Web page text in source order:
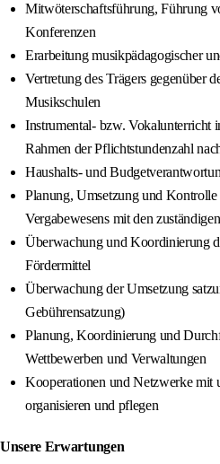
Mitwöterschaftsführung, Führung
Konferenzen
Erarbeitung musikpädagogischer
Vertretung des Trägers gegenüber
Musikschulen
Instrumental- bzw. Vokalunterricht
Rahmen der Pflichtstundenzahl
Haushalts- und
Planung, Umsetzung und Kontrolle
Vergabewesens mit den
Überwachung und Koordinierung
Fördermittel
Überwachung der Umsetzung
Gebührensatzung)
Planung, Koordinierung und
Wettbewerben und Verwaltungen
Kooperationen und Netzwerke mit
organisieren und pflegen
Unsere Erwartungen